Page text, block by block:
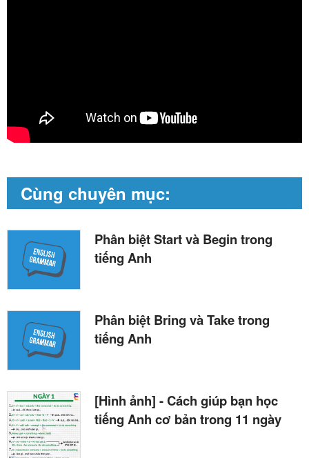
Cùng chuyên mục:
Phân biệt Start và Begin trong
tiếng Anh
Phân biệt Bring và Take trong
tiếng Anh
[Hình ảnh] - Cách giúp bạn học
tiếng Anh cơ bản trong 11 ngày